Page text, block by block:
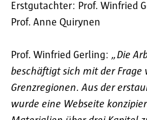
Erstgutachter: Prof. Winfried
Prof. Anne Quirynen
Prof. Winfried Gerling: „Die
beschäftigt sich mit der
Grenzregionen. Aus der
wurde eine Webseite